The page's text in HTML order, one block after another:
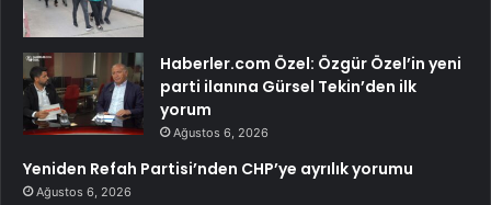
Haberler.com Özel: Özgür Özel’in yeni
parti ilanına Gürsel Tekin’den ilk
yorum
Ağustos 6, 2026
Yeniden Refah Partisi’nden CHP’ye ayrılık yorumu
Ağustos 6, 2026